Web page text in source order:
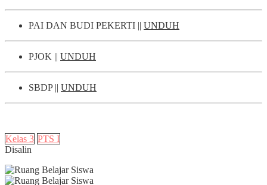
PAI DAN BUDI PEKERTI || UNDUH
PJOK || UNDUH
SBDP || UNDUH
Kelas 3 PTS I
Disalin